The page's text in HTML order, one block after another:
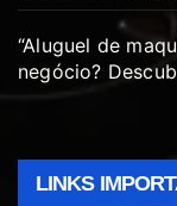
“Aluguel de
negócio?
LINKS